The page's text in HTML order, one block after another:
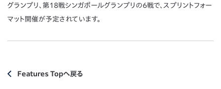
グランプリ、第18戦シンガポールグランプリの6戦で、スプリントフォー
マット開催が予定されています。
Features Topへ戻る